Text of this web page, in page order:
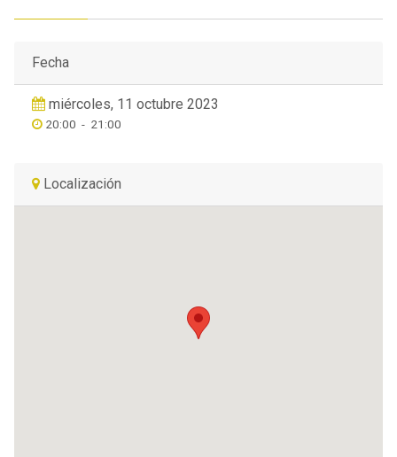
Fecha
miércoles, 11 octubre 2023
20:00 - 21:00
Localización